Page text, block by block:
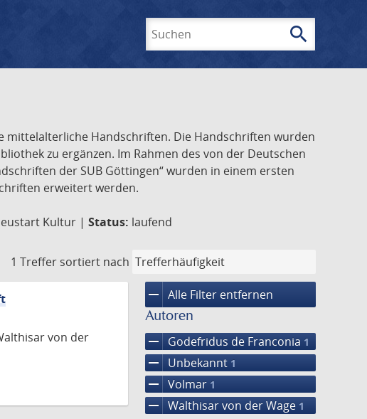
search
mittelalterliche Handschriften. Die Handschriften wurden
zu ergänzen. Im Rahmen des von der Deutschen
der SUB Göttingen“ wurden in einem ersten
erweitert werden.
Kultur | Status: laufend
1 Treffer sortiert nach
remove Alle Filter entfernen
Autoren
remove Godefridus de Franconia 1
remove Unbekannt 1
remove Volmar 1
remove Walthisar von der Wage 1
von der